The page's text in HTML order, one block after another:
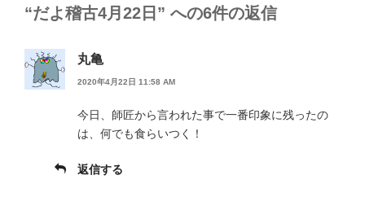
“だよ稽古4月22日” への6件の返信
丸亀
2020年4月22日 11:58 AM
今日、師匠から言われた事で一番印象に残ったの
は、何でも食らいつく！
返信する